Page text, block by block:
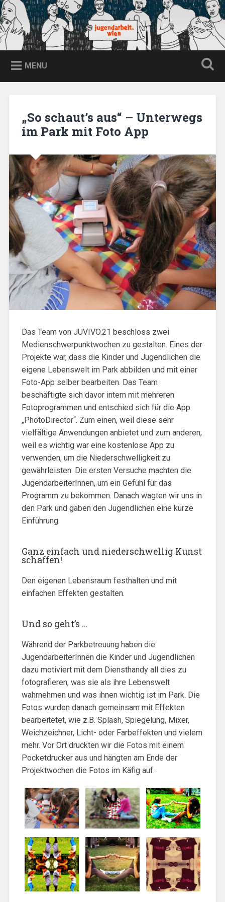
Skip
to
content
Search
jugendarbeit.wien
MENU
„So schaut’s aus“ – Unterwegs
im Park mit Foto App
Das Team von JUVIVO.21 beschloss zwei
Medienschwerpunktwochen zu gestalten. Eines der
Projekte war, dass die Kinder und Jugendlichen die
eigene Lebenswelt im Park abbilden und mit einer
Foto-App selber bearbeiten. Das Team
beschäftigte sich davor intern mit mehreren
Fotoprogrammen und entschied sich für die App
„PhotoDirector“. Zum einen, weil diese sehr
vielfältige Anwendungen anbietet und zum anderen,
weil es wichtig war eine kostenlose App zu
verwenden, um die Niederschwelligkeit zu
gewährleisten. Die ersten Versuche machten die
JugendarbeiterInnen, um ein Gefühl für das
Programm zu bekommen. Danach wagten wir uns in
den Park und gaben den Jugendlichen eine kurze
Einführung.
Ganz einfach und niederschwellig Kunst
schaffen!
Den eigenen Lebensraum festhalten und mit
einfachen Effekten gestalten.
Und so geht’s …
Während der Parkbetreuung haben die
JugendarbeiterInnen die Kinder und Jugendlichen
dazu motiviert mit dem Diensthandy all dies zu
fotografieren, was sie als ihre Lebenswelt
wahrnehmen und was ihnen wichtig ist im Park. Die
Fotos wurden danach gemeinsam mit Effekten
bearbeitetet, wie z.B. Splash, Spiegelung, Mixer,
Weichzeichner, Licht- oder Farbeffekten und vielem
mehr. Vor Ort druckten wir die Fotos mit einem
Pocketdrucker aus und hängten am Ende der
Projektwochen die Fotos im Käfig auf.